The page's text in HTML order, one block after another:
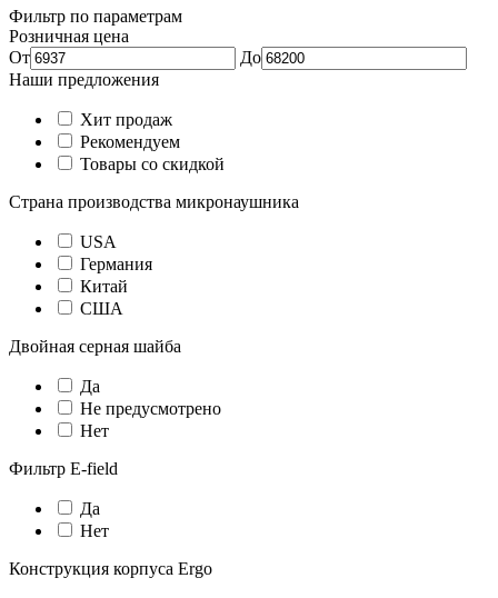
Фильтр по параметрам
Розничная цена
От
До
Наши предложения
Хит продаж
Рекомендуем
Товары со скидкой
Страна производства микронаушника
USA
Германия
Китай
США
Двойная серная шайба
Да
Не предусмотрено
Нет
Фильтр E-field
Да
Нет
Конструкция корпуса Ergo